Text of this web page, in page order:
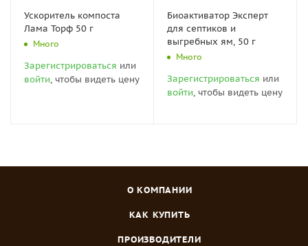
Ускоритель компоста
Лама Торф 50 г
Много
Зарегистрироваться или
войти, чтобы видеть цену
Биоактиватор Эксперт
для септиков и
выгребных ям, 50 г
Много
Зарегистрироваться или
войти, чтобы видеть цену
О КОМПАНИИ
КАК КУПИТЬ
ПРОИЗВОДИТЕЛИ